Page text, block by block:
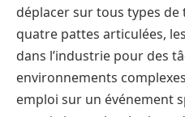
déplacer sur tous types
quatre pattes articulées,
dans l’industrie pour des
environnements
emploi sur un événement